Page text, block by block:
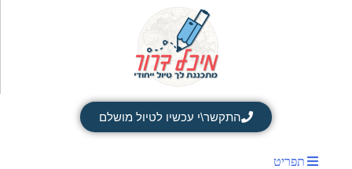
התקשר\י עכשיו לטיול מושלם
תפריט